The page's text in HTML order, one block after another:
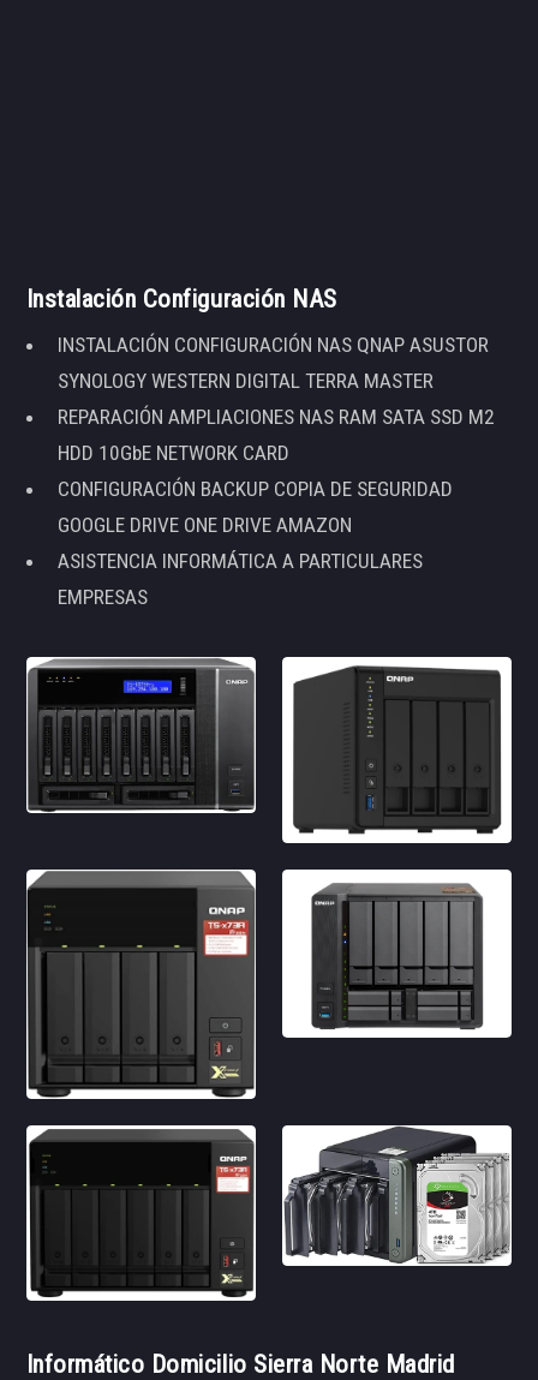
Instalación Configuración NAS
INSTALACIÓN CONFIGURACIÓN NAS QNAP ASUSTOR
SYNOLOGY WESTERN DIGITAL TERRA MASTER
REPARACIÓN AMPLIACIONES NAS RAM SATA SSD M2
HDD 10GbE NETWORK CARD
CONFIGURACIÓN BACKUP COPIA DE SEGURIDAD
GOOGLE DRIVE ONE DRIVE AMAZON
ASISTENCIA INFORMÁTICA A PARTICULARES
EMPRESAS
Informático Domicilio Sierra Norte Madrid